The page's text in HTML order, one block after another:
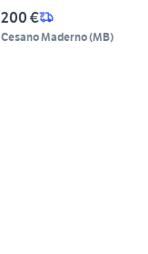
200 €
Cesano Maderno(MB)